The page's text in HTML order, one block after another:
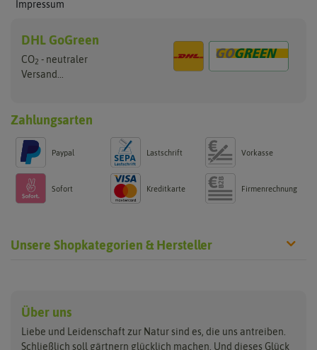
Impressum
DHL GoGreen
CO2 - neutraler
Versand...
Zahlungsarten
Paypal Lastschrift Vorkasse
Sofort Kreditkarte Firmenrechnung
Unsere Shopkategorien & Hersteller
Anzuchtschalen
Keimsprossen
Benary
Buzzy Seeds FLORTUS
Über uns
Liebe und Leidenschaft zur Natur sind es, die uns antreiben.
Schließlich soll gärtnern glücklich machen. Und dieses Glück